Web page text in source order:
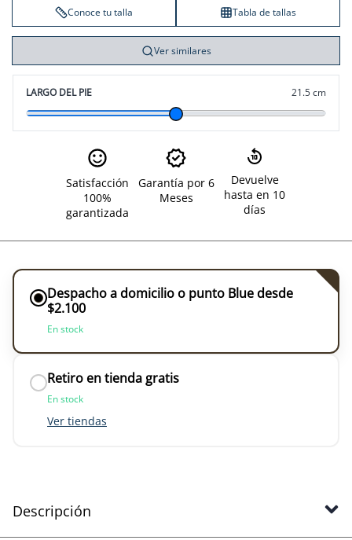
Conoce tu talla Tabla de tallas
Ver similares
LARGO DEL PIE 21.5 cm
Satisfacción
100%
garantizada
Garantía por 6
Meses
Devuelve
hasta en 10
días
Despacho a domicilio o punto Blue desde
$2.100
En stock
Retiro en tienda gratis
En stock
Ver tiendas
Descripción